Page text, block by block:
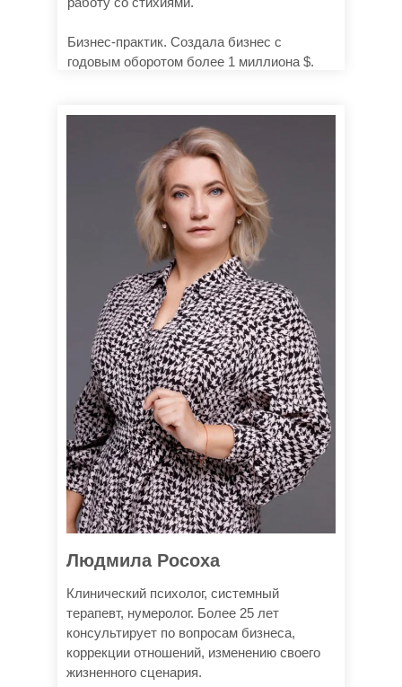
Людмила Росоха
Клинический психолог, системный
терапевт, нумеролог. Более 25 лет
консультирует по вопросам бизнеса,
коррекции отношений, изменению своего
жизненного сценария.
Бизнес-практик. Создала бизнес с
годовым оборотом более 1 миллиона $.